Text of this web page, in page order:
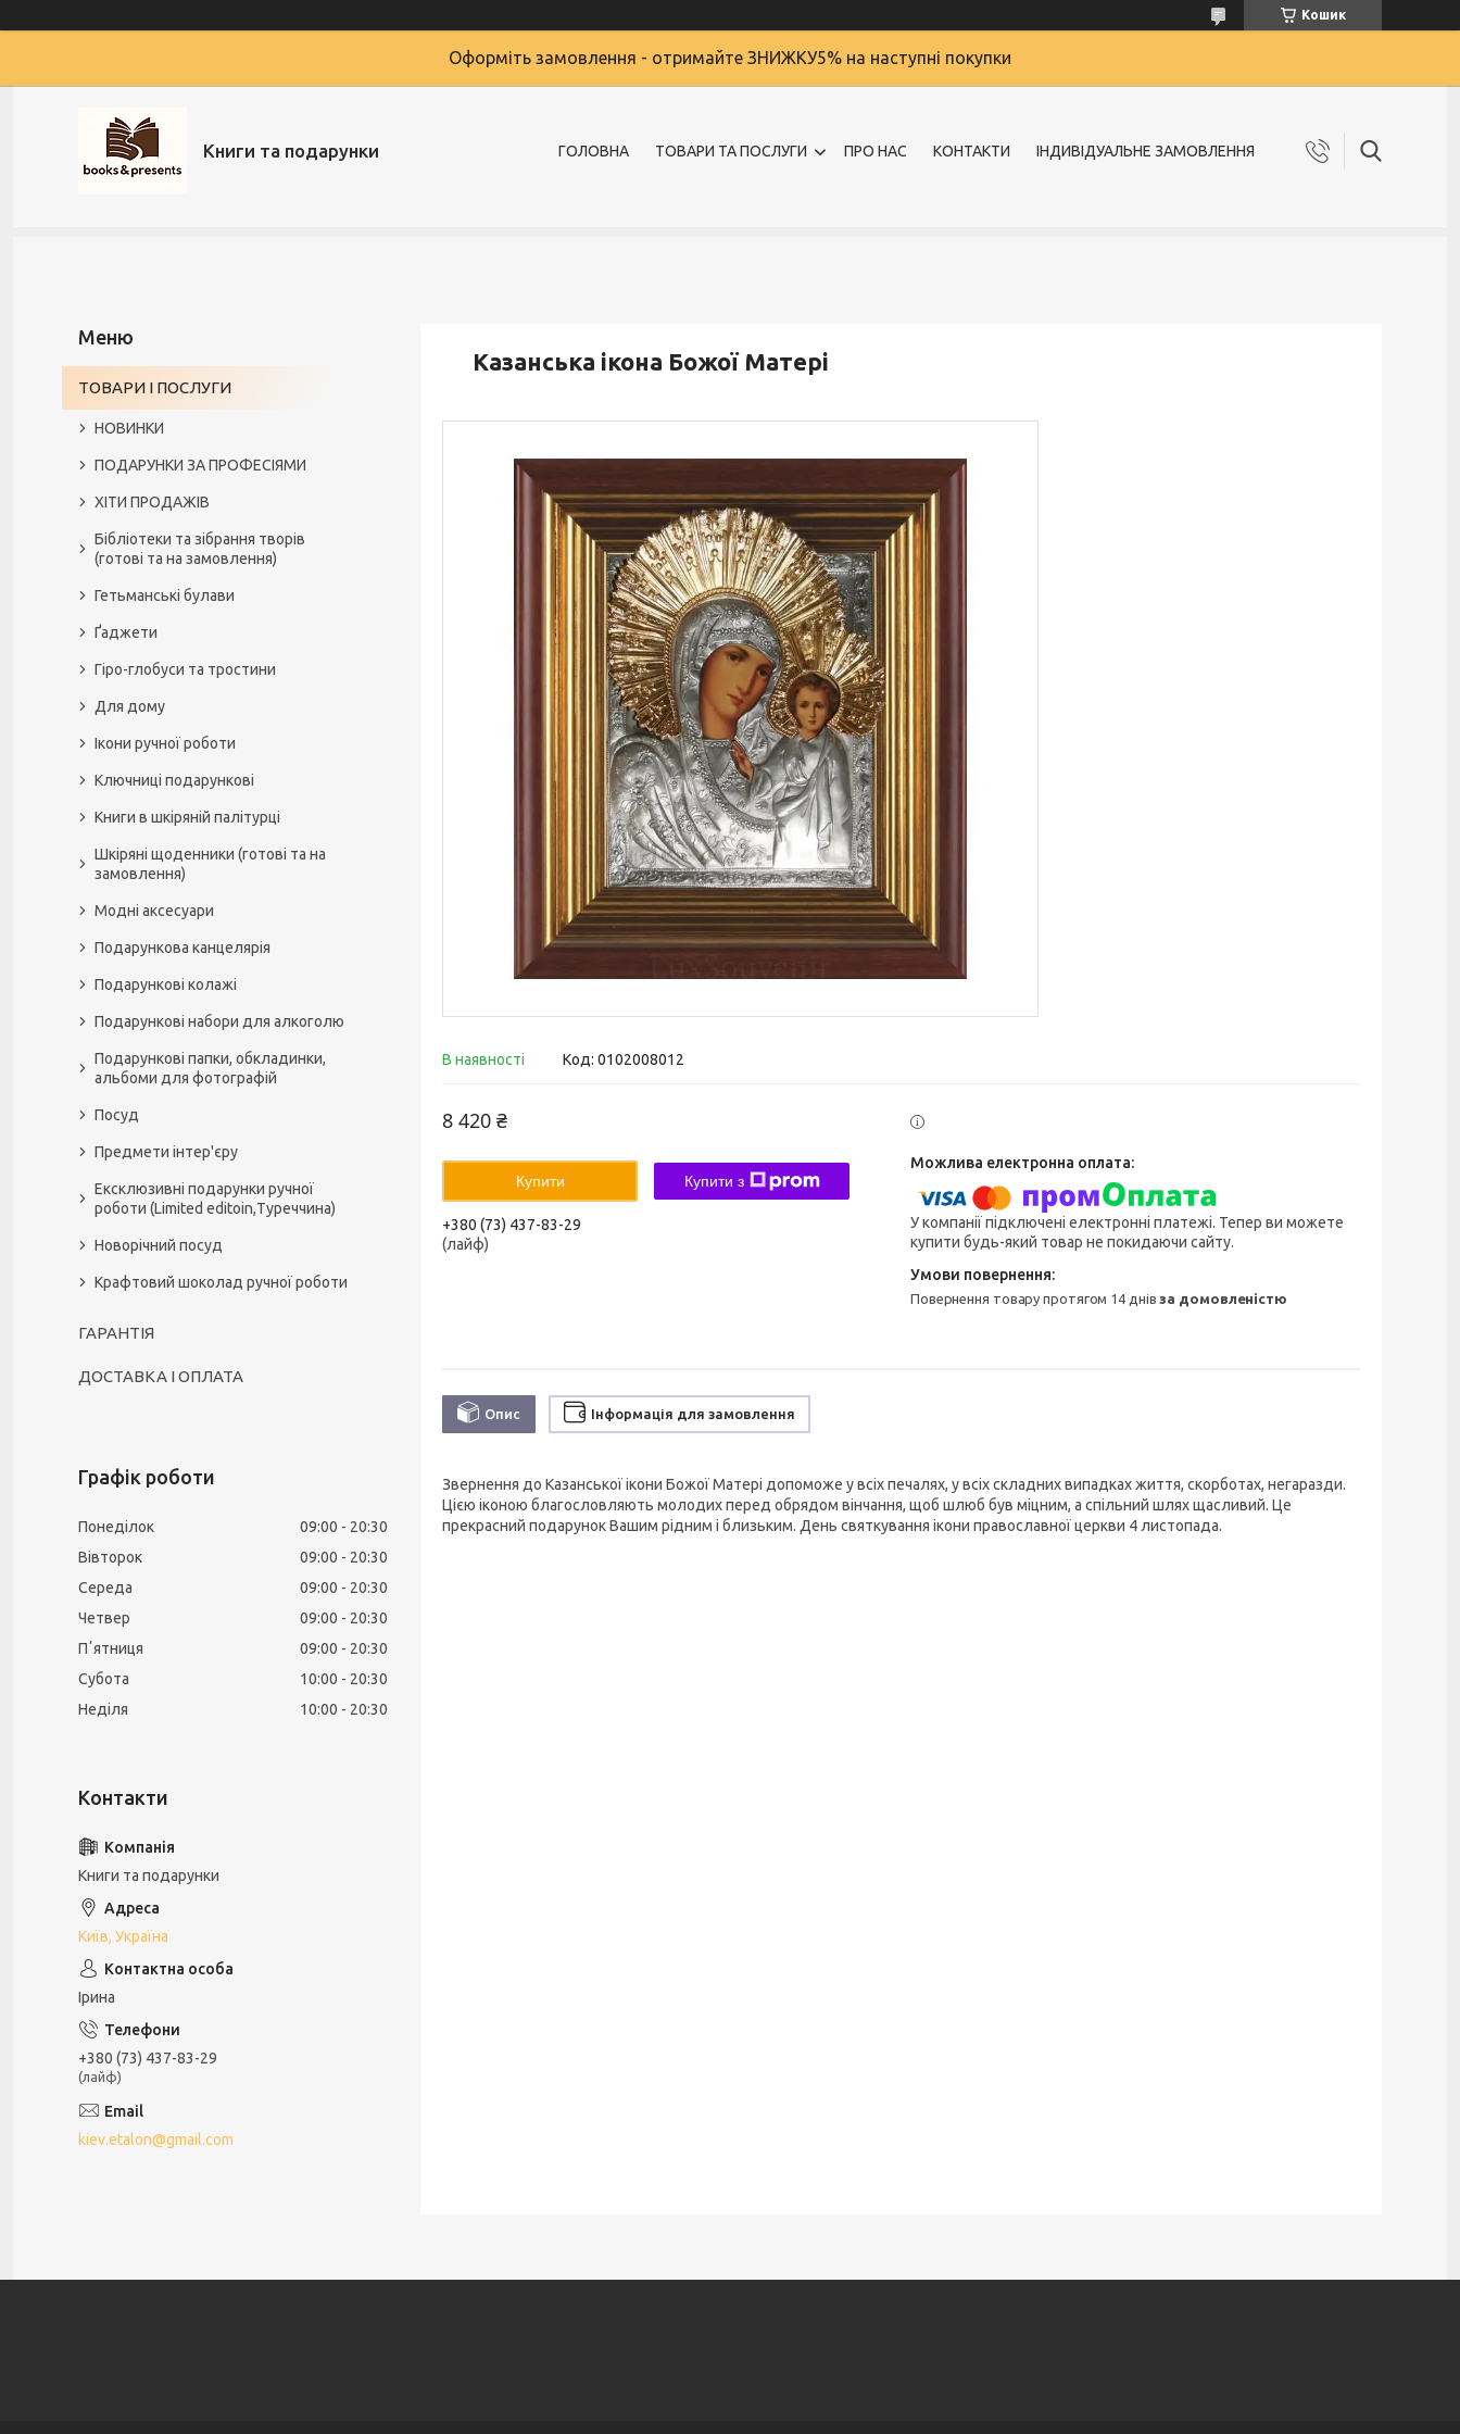
Кошик
Оформіть замовлення - отримайте ЗНИЖКУ5% на наступні покупки
Книги та подарунки ГОЛОВНА ТОВАРИ ТА ПОСЛУГИ ПРО НАС КОНТАКТИ ІНДИВІДУАЛЬНЕ ЗАМОВЛЕННЯ
Казанська ікона Божої Матері
В наявності Код: 0102008012
8 420 ₴
Купити Купити з
+380 (73) 437-83-29
(лайф)
У компанії підключені електронні платежі. Тепер ви можете
купити будь-який товар не покидаючи сайту.
повернення товару протягом 14 днівза домовленістю
Опис Інформація для замовлення
Звернення до Казанської ікони Божої Матері допоможе у всіх печалях, у всіх складних випадках життя, скорботах, негаразди.
Цією іконою благословляють молодих перед обрядом вінчання, щоб шлюб був міцним, а спільний шлях щасливий. Це
прекрасний подарунок Вашим рідним і близьким. День святкування ікони православної церкви 4 листопада.
ТОВАРИ І ПОСЛУГИ
НОВИНКИ
ПОДАРУНКИ ЗА ПРОФЕСІЯМИ
ХІТИ ПРОДАЖІВ
Бібліотеки та зібрання творів
(готові та на замовлення)
Гетьманські булави
Ґаджети
Гіро-глобуси та тростини
Для дому
Ікони ручної роботи
Ключниці подарункові
Книги в шкіряній палітурці
Шкіряні щоденники (готові та на
замовлення)
Модні аксесуари
Подарункова канцелярія
Подарункові колажі
Подарункові набори для алкоголю
Подарункові папки, обкладинки,
альбоми для фотографій
Посуд
Предмети інтер'єру
Ексклюзивні подарунки ручної
роботи (Limited editoin,Туреччина)
Новорічний посуд
Крафтовий шоколад ручної роботи
ГАРАНТІЯ
ДОСТАВКА І ОПЛАТА
Графік роботи
Понеділок 09:00
20:30
Вівторок
09:00
20:30
Середа
09:00
20:30
Четвер
09:00
20:30
Пʼятниця
09:00
20:30
Субота
10:00
20:30
Неділя
10:00 20:30
Книги та подарунки
Київ, Україна
Iрина
+380 (73) 437-83-29
(лайф)
kiev.etalon@gmail.com